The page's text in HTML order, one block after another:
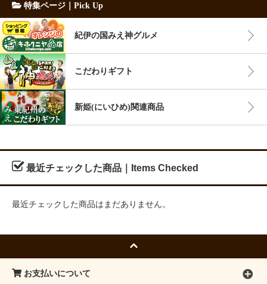
特集ページ｜Pick Up
紀伊の国みえ神グルメ
こだわりギフト
新姫(にいひめ)関連商品
最近チェックした商品｜Items Checked
最近チェックした商品はまだありません。
お支払いについて